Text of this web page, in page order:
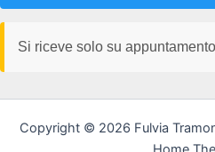
Si riceve solo su
Copyright © 2026 Fulvia